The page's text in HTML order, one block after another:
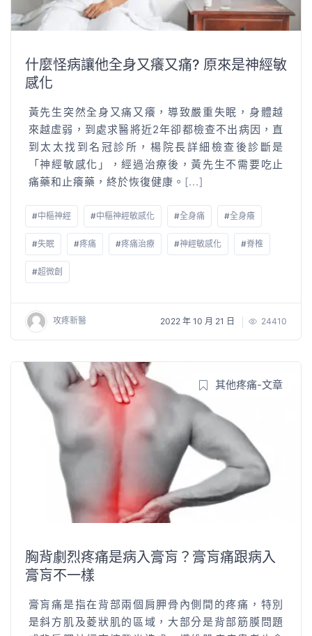
什麼怪病讓他全身又癢又痛? 原來是神經敏
感化
黃先生突然全身又痛又癢，導致嚴重失眠，身體越
來越虛弱，到處求醫將近2年卻都檢查不出病因，直
到太太找到名冠診所，楊院長詳細檢查後診斷是
「神經敏感化」，經過治療後，黃先生不需要吃止
痛藥和止癢藥，終於恢復健康。 [...]
#中樞神經 #中樞神經敏感化 #全身痛 #全身癢
#失眠 #疼痛 #疼痛治療 #神經敏感化 #脊椎
#超微創
攻疼新醫 2022 年 10 月 21 日 24410
其他疼痛-文章
胸背劇烈疼痛是病入膏肓？膏肓痛跟病入
膏肓不一樣
膏肓痛是指在背部兩個肩胛骨內側間的疼痛，特別
是斜方肌及菱狀肌的區域，大部分是背部筋膜問題